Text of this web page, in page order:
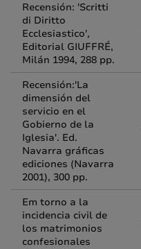
Recensión: 'Scritti
di Diritto
Ecclesiastico',
Editorial GIUFFRÉ,
Milán 1994, 288 pp.
Recensión:'La
dimensión del
servicio en el
Gobierno de la
Iglesia'. Ed.
Navarra gráficas
ediciones (Navarra
2001), 300 pp.
Em torno a la
incidencia civil de
los matrimonios
confesionales